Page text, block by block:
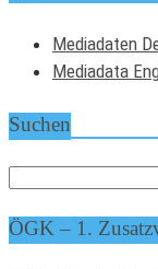
Mediadaten
Mediadata
Suchen
ÖGK – 1.